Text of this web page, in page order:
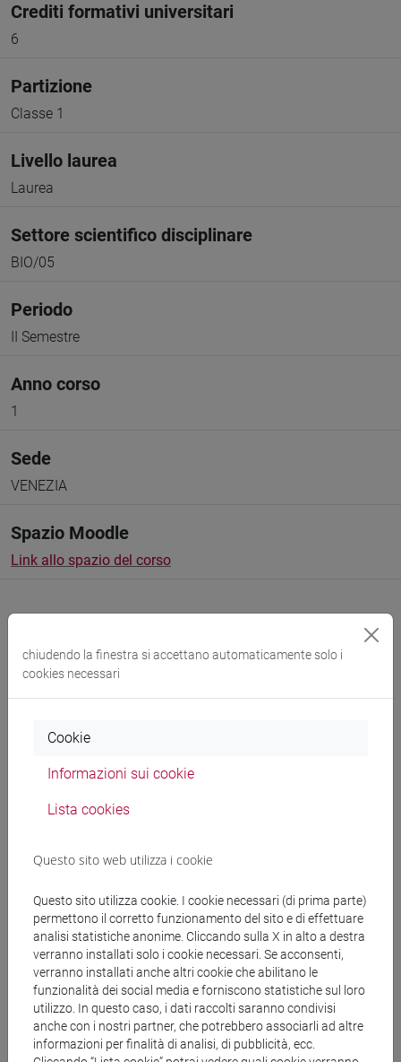
Crediti formativi universitari
6
Partizione
Classe 1
Livello laurea
Laurea
Settore scientifico disciplinare
BIO/05
Periodo
II Semestre
Anno corso
1
Sede
VENEZIA
Spazio Moodle
Link allo spazio del corso
Docenti e corsi di laurea
SPADA Arianna - 30h Laboratorio
Materiali didattici
Materiali su Moodle
chiudendo la finestra si accettano automaticamente solo i
cookies necessari
Cookie
Informazioni sui cookie
Lista cookies
Questo sito web utilizza i cookie
Questo sito utilizza cookie. I cookie necessari (di prima parte)
permettono il corretto funzionamento del sito e di effettuare
analisi statistiche anonime. Cliccando sulla X in alto a destra
verranno installati solo i cookie necessari. Se acconsenti,
verranno installati anche altri cookie che abilitano le
funzionalità dei social media e forniscono statistiche sul loro
utilizzo. In questo caso, i dati raccolti saranno condivisi
anche con i nostri partner, che potrebbero associarli ad altre
informazioni per finalità di analisi, di pubblicità, ecc.